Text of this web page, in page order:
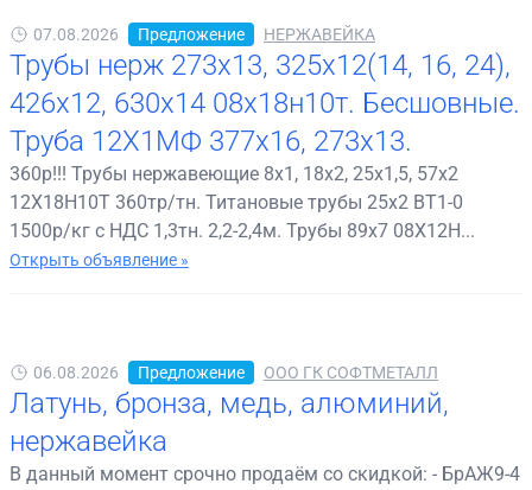
07.08.2026 Предложение НЕРЖАВЕЙКА
Трубы нерж 273х13, 325х12(14, 16, 24),
426х12, 630х14 08х18н10т. Бесшовные.
Труба 12Х1МФ 377х16, 273х13.
360р!!! Трубы нержавеющие 8х1, 18х2, 25х1,5, 57х2
12Х18Н10Т 360тр/тн. Титановые трубы 25х2 ВТ1-0
1500р/кг с НДС 1,3тн. 2,2-2,4м. Трубы 89х7 08Х12Н...
Открыть объявление »
06.08.2026 Предложение ООО ГК СОФТМЕТАЛЛ
Латунь, бронза, медь, алюминий,
нержавейка
В данный момент срочно продаём со скидкой: - БрАЖ9-4